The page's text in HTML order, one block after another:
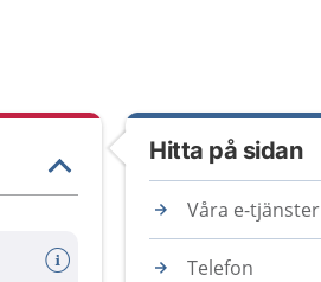
Hitta på sidan
Våra e-tjänster
Telefon